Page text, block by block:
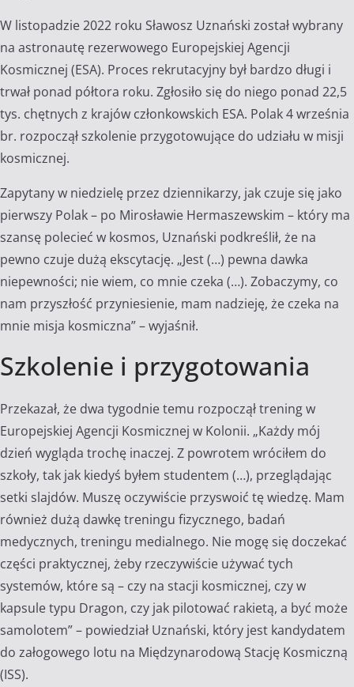
W listopadzie 2022 roku Sławosz Uznański został wybrany
na astronautę rezerwowego Europejskiej Agencji
Kosmicznej (ESA). Proces rekrutacyjny był bardzo długi i
trwał ponad półtora roku. Zgłosiło się do niego ponad 22,5
tys. chętnych z krajów członkowskich ESA. Polak 4 września
br. rozpoczął szkolenie przygotowujące do udziału w misji
kosmicznej.
Zapytany w niedzielę przez dziennikarzy, jak czuje się jako
pierwszy Polak – po Mirosławie Hermaszewskim – który ma
szansę polecieć w kosmos, Uznański podkreślił, że na
pewno czuje dużą ekscytację. „Jest (…) pewna dawka
niepewności; nie wiem, co mnie czeka (…). Zobaczymy, co
nam przyszłość przyniesienie, mam nadzieję, że czeka na
mnie misja kosmiczna” – wyjaśnił.
Szkolenie i przygotowania
Przekazał, że dwa tygodnie temu rozpoczął trening w
Europejskiej Agencji Kosmicznej w Kolonii. „Każdy mój
dzień wygląda trochę inaczej. Z powrotem wróciłem do
szkoły, tak jak kiedyś byłem studentem (…), przeglądając
setki slajdów. Muszę oczywiście przyswoić tę wiedzę. Mam
również dużą dawkę treningu fizycznego, badań
medycznych, treningu medialnego. Nie mogę się doczekać
części praktycznej, żeby rzeczywiście używać tych
systemów, które są – czy na stacji kosmicznej, czy w
kapsule typu Dragon, czy jak pilotować rakietą, a być może
samolotem” – powiedział Uznański, który jest kandydatem
do załogowego lotu na Międzynarodową Stację Kosmiczną
(ISS).